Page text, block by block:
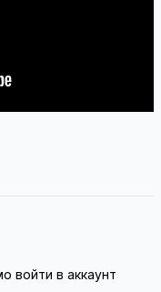
войти в аккаунт